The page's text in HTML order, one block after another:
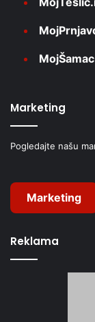
Marketing
Pogledajte našu
Marketing
Reklama